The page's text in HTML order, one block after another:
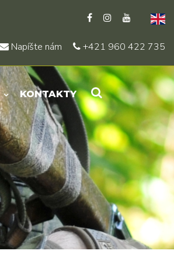
Napíšte nám +421 960 422 735
KONTAKTY